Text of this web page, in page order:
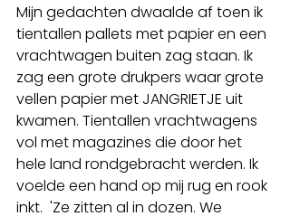
Mijn gedachten dwaalde af toen ik
tientallen pallets met papier en een
vrachtwagen buiten zag staan. Ik
zag een grote drukpers waar grote
vellen papier met JANGRIETJE uit
kwamen. Tientallen vrachtwagens
vol met magazines die door het
hele land rondgebracht werden. Ik
voelde een hand op mij rug en rook
inkt.  'Ze zitten al in dozen. We